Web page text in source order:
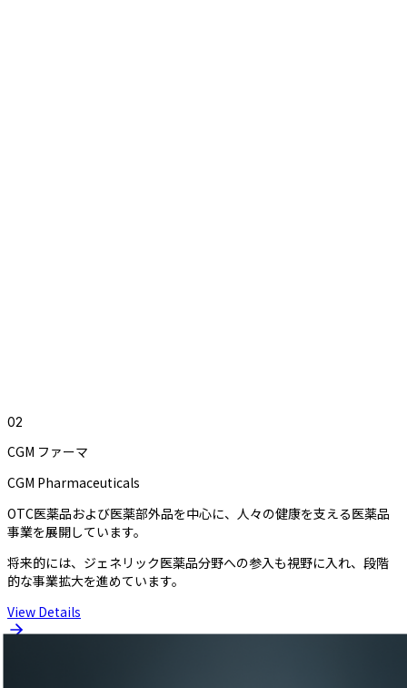
02
CGM ファーマ
CGM Pharmaceuticals
OTC医薬品および医薬部外品を中心に、人々の健康を支える医薬品
事業を展開しています。
将来的には、ジェネリック医薬品分野への参入も視野に入れ、段階
的な事業拡大を進めています。
View Details